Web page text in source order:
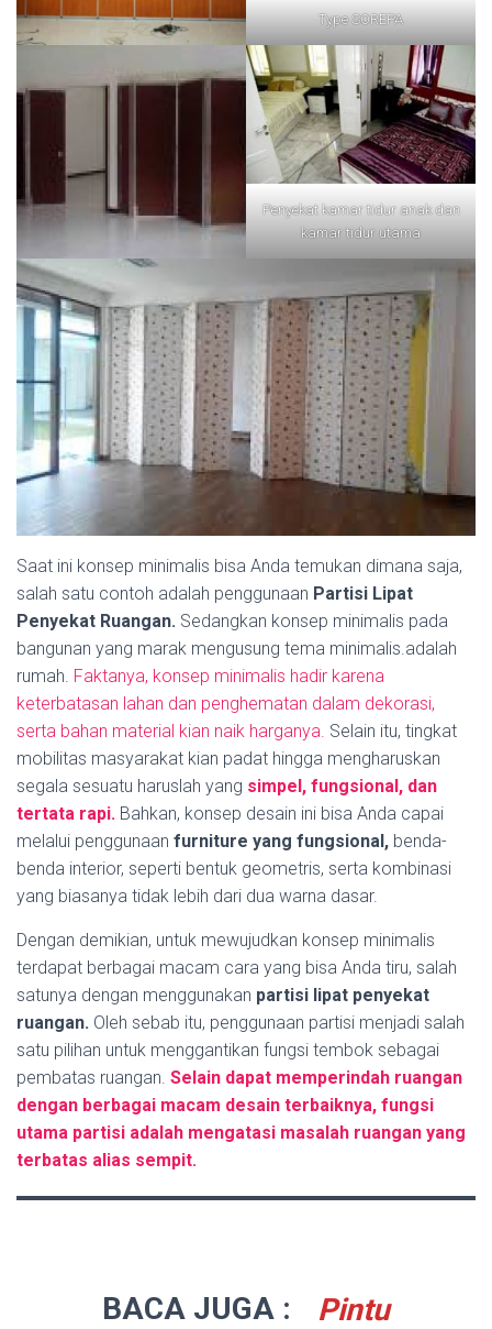
Type SOREPA
Penyekat kamar tidur anak dan
kamar tidur utama
Saat ini konsep minimalis bisa Anda temukan dimana saja,
salah satu contoh adalah penggunaan Partisi Lipat
Penyekat Ruangan. Sedangkan konsep minimalis pada
bangunan yang marak mengusung tema minimalis.adalah
rumah. Faktanya, konsep minimalis hadir karena
keterbatasan lahan dan penghematan dalam dekorasi,
serta bahan material kian naik harganya. Selain itu, tingkat
mobilitas masyarakat kian padat hingga mengharuskan
segala sesuatu haruslah yang simpel, fungsional, dan
tertata rapi. Bahkan, konsep desain ini bisa Anda capai
melalui penggunaan furniture yang fungsional, benda-
benda interior, seperti bentuk geometris, serta kombinasi
yang biasanya tidak lebih dari dua warna dasar.
Dengan demikian, untuk mewujudkan konsep minimalis
terdapat berbagai macam cara yang bisa Anda tiru, salah
satunya dengan menggunakan partisi lipat penyekat
ruangan. Oleh sebab itu, penggunaan partisi menjadi salah
satu pilihan untuk menggantikan fungsi tembok sebagai
pembatas ruangan. Selain dapat memperindah ruangan
dengan berbagai macam desain terbaiknya, fungsi
utama partisi adalah mengatasi masalah ruangan yang
terbatas alias sempit.
BACA JUGA :
Pintu